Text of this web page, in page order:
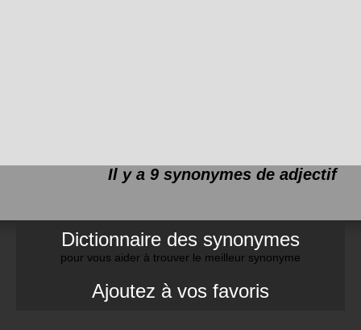
Il y a 9 synonymes de adjectif
Dictionnaire des synonymes
pour vous aider à trouver le meilleur synonyme
Ajoutez à vos favoris